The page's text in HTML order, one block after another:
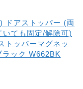
ドアストッパー (両
いても固定/解除可)
トッパーマグネッ
ラック W662BK